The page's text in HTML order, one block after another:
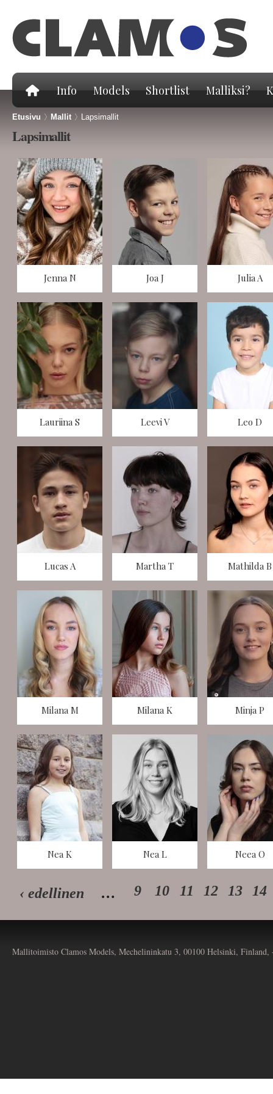
Info Models Shortlist Malliksi?
Etusivu > Mallit> Lapsimallit
Lapsimallit
Jenna N Joa J Julia A
Lauriina S Leevi V Leo D
Lucas A Martha T Mathilda B
Milana M Milana K Minja P
Nea K Nea L Neea O
Sivut
‹ edellinen … 9 10 11 12 13 14
Mallitoimisto Clamos Models, Mechelininkatu 3, 00100 Helsinki,